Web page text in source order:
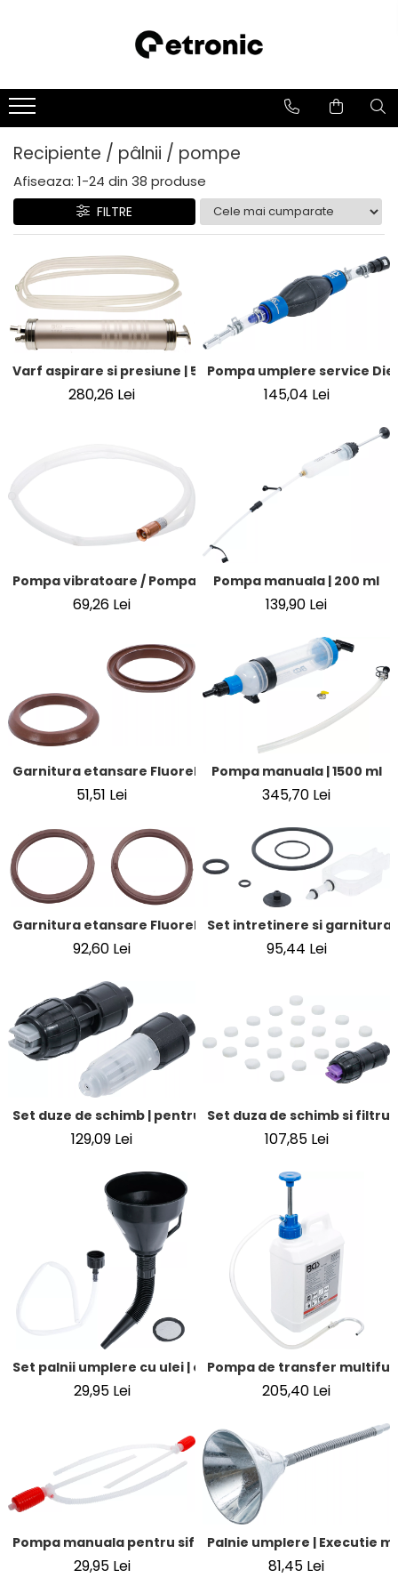
Recipiente / pâlnii / pompe
Afiseaza: 1-24 din 38 produse
FILTRE
Varf aspirare si presiune | 500 cm³
280,26 Lei
Pompa umplere service
145,04 Lei
Pompa vibratoare / Pompa cu furtun
69,26 Lei
Pompa manuala | 200 ml
139,90 Lei
Garnitura etansare Fluorelastomer la BGS 4067
51,51 Lei
Pompa manuala | 1500 ml
345,70 Lei
Garnitura etansare Fluorelastomer la BGS 4068, 9782
92,60 Lei
Set intretinere si garnitura |
95,44 Lei
Set duze de schimb | pentru flacon cu pompa de
129,09 Lei
Set duza de schimb si filtru
107,85 Lei
Set palnii umplere cu ulei | cu teava flexibila si furtun | o
29,95 Lei
Pompa de transfer
205,40 Lei
Pompa manuala pentru sifon | 540 mm | 2 piese
29,95 Lei
Palnie umplere | Executie
81,45 Lei